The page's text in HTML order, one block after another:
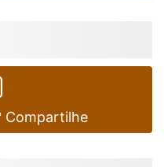
Compartilhe